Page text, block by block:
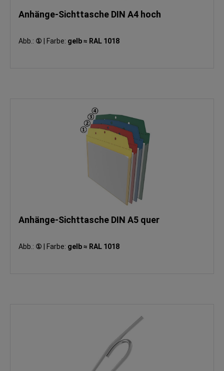
Anhänge-Sichttasche DIN A4 hoch
Abb.: ① Farbe: gelb ≈ RAL 1018
Anhänge-Sichttasche DIN A5 quer
Abb.: ① Farbe: gelb ≈ RAL 1018